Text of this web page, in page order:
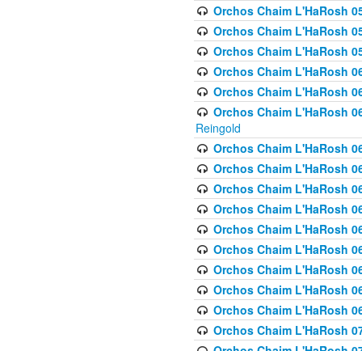
Orchos Chaim L'HaRosh
Orchos Chaim L'HaRosh
Orchos Chaim L'HaRosh
Orchos Chaim L'HaRosh
Orchos Chaim L'HaRosh
Orchos Chaim L'HaRosh
Reingold
Orchos Chaim L'HaRosh
Orchos Chaim L'HaRosh
Orchos Chaim L'HaRosh
Orchos Chaim L'HaRosh
Orchos Chaim L'HaRosh
Orchos Chaim L'HaRosh
Orchos Chaim L'HaRosh
Orchos Chaim L'HaRosh
Orchos Chaim L'HaRosh
Orchos Chaim L'HaRosh